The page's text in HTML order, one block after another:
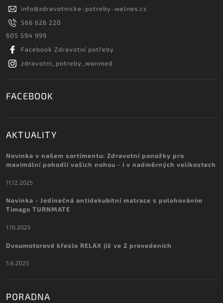
info@zdravotnicke-potreby-welnes.cz
566 626 220
605 594 999
Facebook Zdravotní potřeby
zdravotni_potreby_wonmed
FACEBOOK
AKTUALITY
Novinka v našem sortimentu: Zdravotní ponožky pro
maximální pohodlí vašich nohou - i v nadměrných velikostech
11.12.2025
Novinka - Jedinečná antidekubitní matrace s polohováním
Timago TURNMATE
1.10.2025
Dvoumotorové křeslo RELAX již ve 2 provedeních
5.6.2025
PORADNA